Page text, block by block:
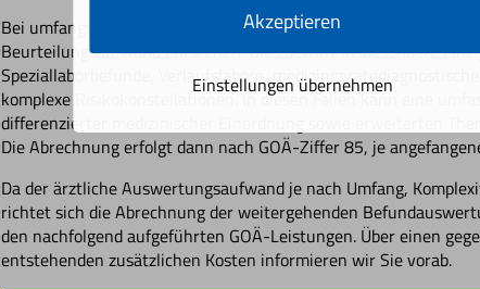
Bei umfangreichen oder komplexen Befundkonstellationen
Beurteilungsaufwand entstehen. Dies betrifft insbesondere
Speziallaborbefunde, Verlaufslabore,
komplexe Risikokonstellationen. In diesen Fällen kann eine
differenzierter medizinischer Einordnung sowie erweiterten
Die Abrechnung erfolgt dann nach GOÄ-Ziffer 85, je
Da der ärztliche Auswertungsaufwand je nach Umfang,
richtet sich die Abrechnung der weitergehenden
den nachfolgend aufgeführten GOÄ-Leistungen. Über einen
entstehenden zusätzlichen Kosten informieren wir Sie vorab.
Akzeptieren
Einstellungen übernehmen